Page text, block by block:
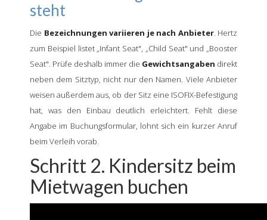
steht
Die Bezeichnungen variieren je nach Anbieter. Hertz
zum Beispiel listet „Infant Seat", „Child Seat" und „Booster
Seat". Prüfe deshalb immer die Gewichtsangaben direkt
neben dem Sitztyp, nicht nur den Namen. Viele Anbieter
weisen außerdem aus, ob der Sitz eine ISOFIX-Befestigung
hat, was den Einbau deutlich erleichtert. Fehlt diese
Angabe im Buchungsformular, lohnt sich ein kurzer Anruf
beim Verleih vorab.
Schritt 2. Kindersitz beim
Mietwagen buchen